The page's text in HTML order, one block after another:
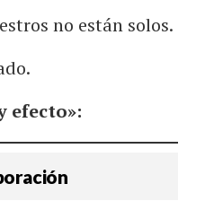
no están solos.
efecto»: